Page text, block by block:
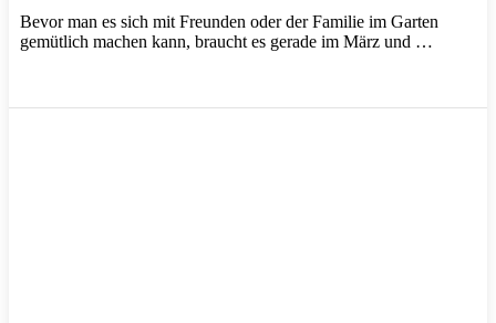
Bevor man es sich mit Freunden oder der Familie im Garten
gemütlich machen kann, braucht es gerade im März und …